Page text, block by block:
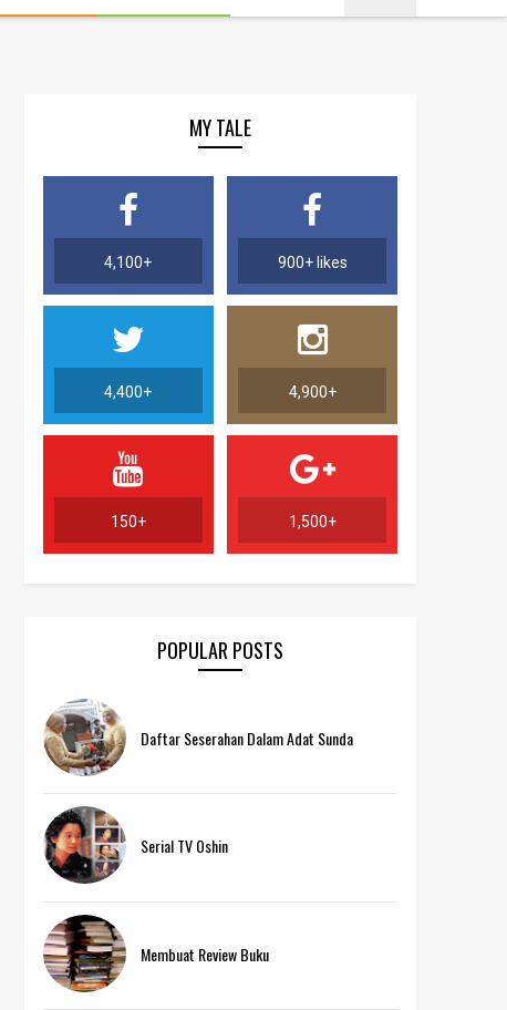
MY TALE
4,100+ 900+ likes
4,400+ 4,900+
150+ 1,500+
POPULAR POSTS
Daftar Seserahan Dalam Adat Sunda
Serial TV Oshin
Membuat Review Buku